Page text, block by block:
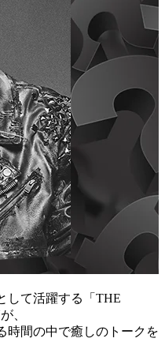
して活躍する「THE
、
間の中で癒しのトークを